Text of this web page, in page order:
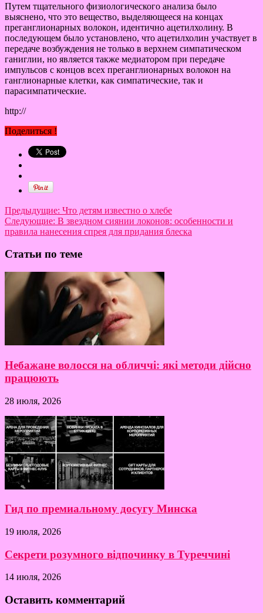
Путем тщательного физиологического анализа было
выяснено, что это вещество, выделяющееся на концах
преганглионарных волокон, идентично ацетилхолину. В
последующем было установлено, что ацетилхолин участвует в
передаче возбуждения не только в верхнем симпатическом
ганиглии, но является также медиатором при передаче
импульсов с концов всех преганглионарных волокон на
ганглионарные клетки, как симпатические, так и
парасимпатические.
http://
Поделиться !
Предыдущие: Что детям известно о хлебе
Следующие: В звездном сиянии локонов: особенности и
правила нанесения спрея для придания блеска
Статьи по теме
Небажане волосся на обличчі: які методи дійсно
працюють
28 июля, 2026
Гид по премиальному досугу Минска
19 июля, 2026
Секрети розумного відпочинку в Туреччині
14 июля, 2026
Оставить комментарий